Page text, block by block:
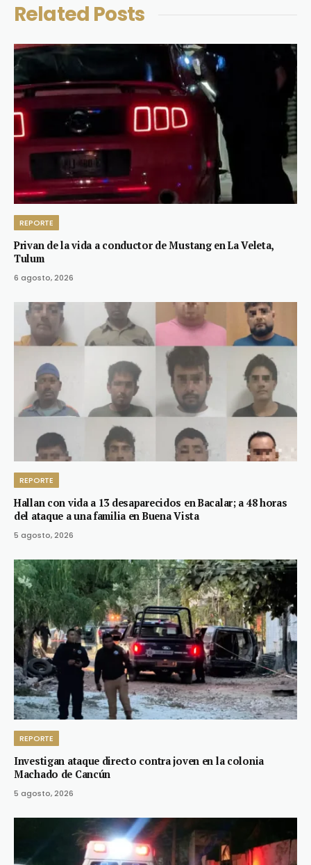
Related Posts
REPORTE
Privan de la vida a conductor de Mustang en La Veleta,
Tulum
6 agosto, 2026
REPORTE
Hallan con vida a 13 desaparecidos en Bacalar; a 48 horas
del ataque a una familia en Buena Vista
5 agosto, 2026
REPORTE
Investigan ataque directo contra joven en la colonia
Machado de Cancún
5 agosto, 2026